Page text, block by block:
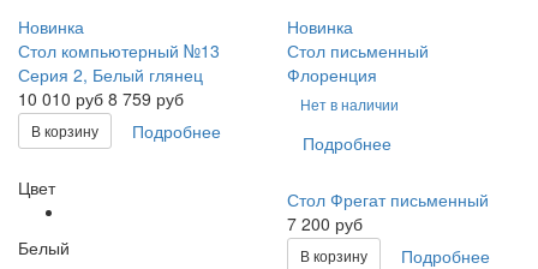
Новинка
Стол компьютерный №13
Серия 2, Белый глянец
10 010 руб 8 759 руб
В корзину Подробнее
Цвет
Белый
Новинка
Стол письменный
Флоренция
Нет в наличии
Подробнее
Стол Фрегат письменный
7 200 руб
В корзину Подробнее